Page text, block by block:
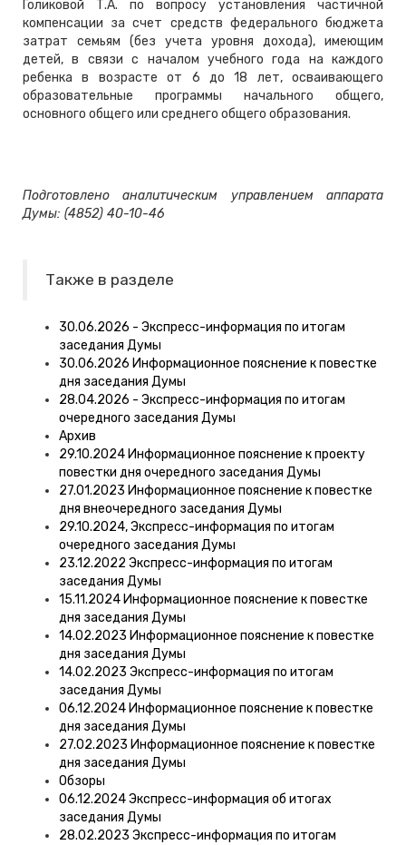
Голиковой Т.А. по вопросу установления частичной
компенсации за счет средств федерального бюджета
затрат семьям (без учета уровня дохода), имеющим
детей, в связи с началом учебного года на каждого
ребенка в возрасте от 6 до 18 лет, осваивающего
образовательные программы начального общего,
основного общего или среднего общего образования.
Подготовлено аналитическим управлением аппарата
Думы: (4852) 40-10-46
Также в разделе
30.06.2026 - Экспресс-информация по итогам
заседания Думы
30.06.2026 Информационное пояснение к повестке
дня заседания Думы
28.04.2026 - Экспресс-информация по итогам
очередного заседания Думы
Архив
29.10.2024 Информационное пояснение к проекту
повестки дня очередного заседания Думы
27.01.2023 Информационное пояснение к повестке
дня внеочередного заседания Думы
29.10.2024, Экспресс-информация по итогам
очередного заседания Думы
23.12.2022 Экспресс-информация по итогам
заседания Думы
15.11.2024 Информационное пояснение к повестке
дня заседания Думы
14.02.2023 Информационное пояснение к повестке
дня заседания Думы
14.02.2023 Экспресс-информация по итогам
заседания Думы
06.12.2024 Информационное пояснение к повестке
дня заседания Думы
27.02.2023 Информационное пояснение к повестке
дня заседания Думы
Обзоры
06.12.2024 Экспресс-информация об итогах
заседания Думы
28.02.2023 Экспресс-информация по итогам